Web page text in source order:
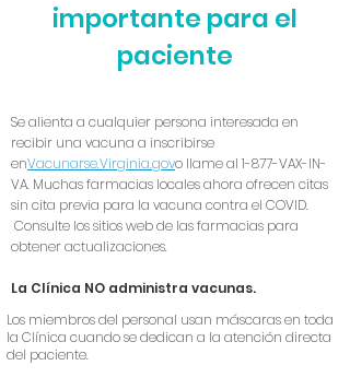
importante para el
paciente
Se alienta a cualquier persona interesada en
recibir una vacuna a inscribirse
enVacunarse.Virginia.govo llame al 1-877-VAX-IN-
VA. Muchas farmacias locales ahora ofrecen citas
sin cita previa para la vacuna contra el COVID.
Consulte los sitios web de las farmacias para
obtener actualizaciones.
La Clínica NO administra vacunas.
Los miembros del personal usan máscaras en toda
la Clínica cuando se dedican a la atención directa
del paciente.